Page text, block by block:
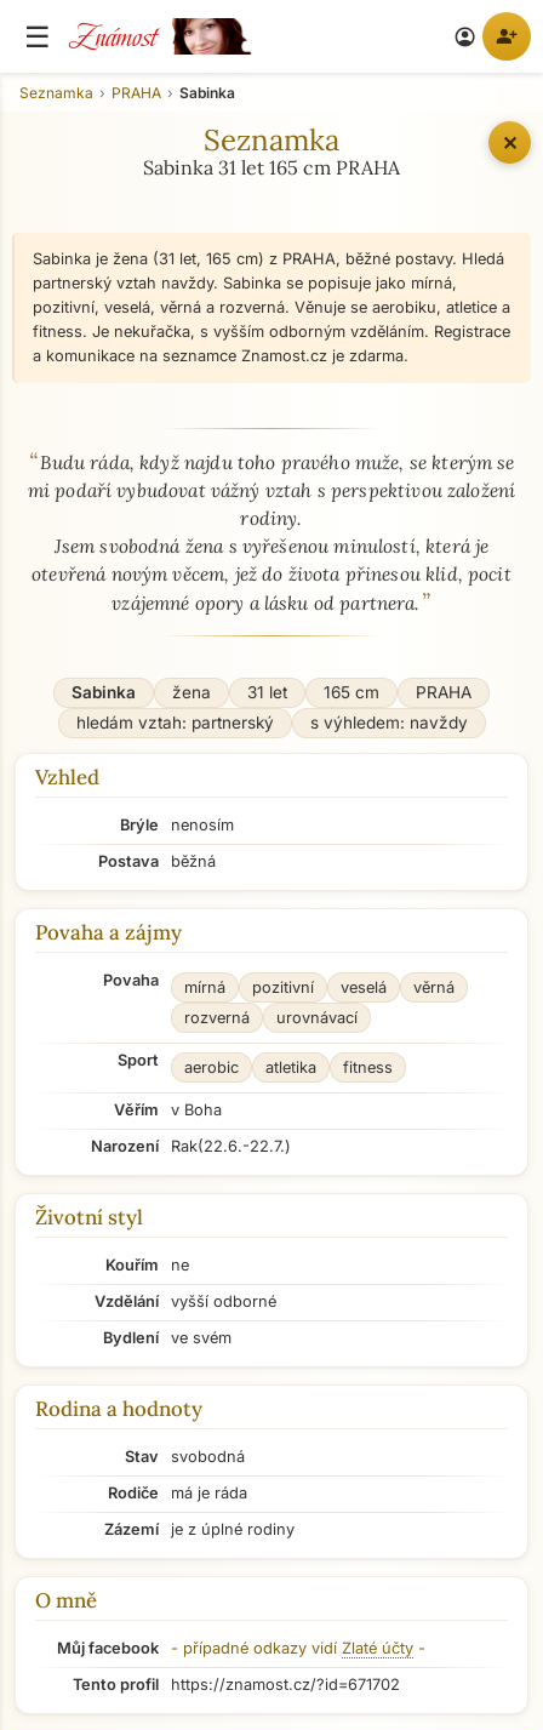
☰ Známost account_circle person_add
✕
Seznamka PRAHA Sabinka
Seznamka
Sabinka 31 let 165 cm PRAHA
Sabinka je žena (31 let, 165 cm) z PRAHA, běžné postavy. Hledá
partnerský vztah navždy. Sabinka se popisuje jako mírná,
pozitivní, veselá, věrná a rozverná. Věnuje se aerobiku, atletice a
fitness. Je nekuřačka, s vyšším odborným vzděláním. Registrace
a komunikace na seznamce Znamost.cz je zdarma.
O mně - seznamka profil
“Budu ráda, když najdu toho pravého muže, se kterým se
mi podaří vybudovat vážný vztah s perspektivou založení
rodiny.
Jsem svobodná žena s vyřešenou minulostí, která je
otevřená novým věcem, jež do života přinesou klid, pocit
vzájemné opory a lásku od partnera. ”
Sabinka žena 31 let 165 cm
PRAHA
hledám vztah: partnerský
s výhledem: navždy
Vzhled
Brýle
nenosím
Postava
běžná
Povaha a zájmy
Povaha mírná pozitivní veselá
věrná
rozverná
urovnávací
Sport aerobic atletika fitness
Věřím
v Boha
Narození
Rak(22.6.-22.7.)
Životní styl
Kouřím
ne
Vzdělání
vyšší odborné
Bydlení
ve svém
Rodina a hodnoty
Stav
svobodná
Rodiče
má je ráda
Zázemí
je z úplné rodiny
O mně
Můj facebook - případné odkazy vidí Zlaté účty -
Tento profil
https://znamost.cz/?id=671702